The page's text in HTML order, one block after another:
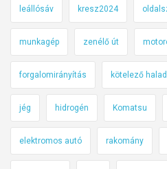
leállósáv kresz2024
munkagép zenélő út
forgalomirányítás kötelező
jég hidrogén Komatsu
elektromos autó rakomány